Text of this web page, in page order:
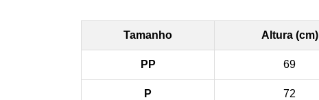
Tamanho Altura (cm)
PP 69
P 72